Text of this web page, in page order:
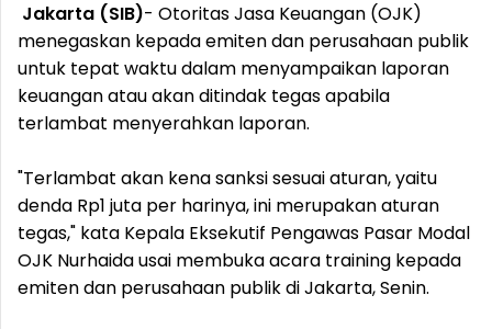
Jakarta (SIB)- Otoritas Jasa Keuangan (OJK)
menegaskan kepada emiten dan perusahaan publik
untuk tepat waktu dalam menyampaikan laporan
keuangan atau akan ditindak tegas apabila
terlambat menyerahkan laporan.
"Terlambat akan kena sanksi sesuai aturan, yaitu
denda Rp1 juta per harinya, ini merupakan aturan
tegas," kata Kepala Eksekutif Pengawas Pasar Modal
OJK Nurhaida usai membuka acara training kepada
emiten dan perusahaan publik di Jakarta, Senin.